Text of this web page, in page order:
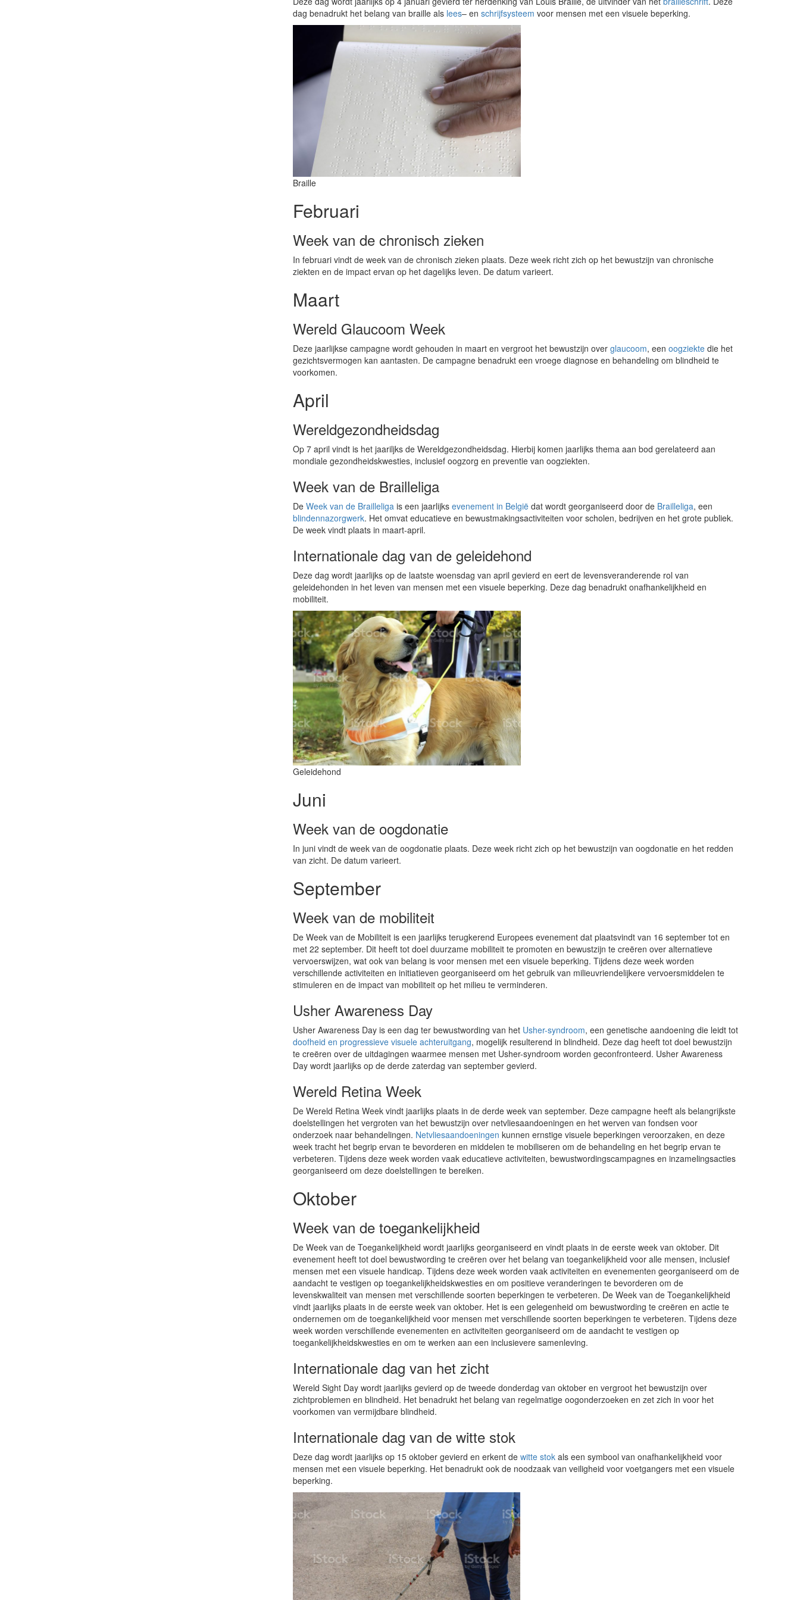
dag benadrukt het belang van braille als lees– en schrijfsysteem voor mensen met een visuele beperking.
Braille
Februari
Week van de chronisch zieken
In februari vindt de week van de chronisch zieken plaats. Deze week richt zich op het bewustzijn van chronische
ziekten en de impact ervan op het dagelijks leven. De datum varieert.
Maart
Wereld Glaucoom Week
Deze jaarlijkse campagne wordt gehouden in maart en vergroot het bewustzijn over glaucoom, een oogziekte die het
gezichtsvermogen kan aantasten. De campagne benadrukt een vroege diagnose en behandeling om blindheid te
voorkomen.
April
Wereldgezondheidsdag
Op 7 april vindt is het jaariljks de Wereldgezondheidsdag. Hierbij komen jaarlijks thema aan bod gerelateerd aan
mondiale gezondheidskwesties, inclusief oogzorg en preventie van oogziekten.
Week van de Brailleliga
De Week van de Brailleliga is een jaarlijks evenement in België dat wordt georganiseerd door de Brailleliga, een
blindennazorgwerk. Het omvat educatieve en bewustmakingsactiviteiten voor scholen, bedrijven en het grote publiek.
De week vindt plaats in maart-april.
Internationale dag van de geleidehond
Deze dag wordt jaarlijks op de laatste woensdag van april gevierd en eert de levensveranderende rol van
geleidehonden in het leven van mensen met een visuele beperking. Deze dag benadrukt onafhankelijkheid en
mobiliteit.
Geleidehond
Juni
Week van de oogdonatie
In juni vindt de week van de oogdonatie plaats. Deze week richt zich op het bewustzijn van oogdonatie en het redden
van zicht. De datum varieert.
September
Week van de mobiliteit
De Week van de Mobiliteit is een jaarlijks terugkerend Europees evenement dat plaatsvindt van 16 september tot en
met 22 september. Dit heeft tot doel duurzame mobiliteit te promoten en bewustzijn te creëren over alternatieve
vervoerswijzen, wat ook van belang is voor mensen met een visuele beperking. Tijdens deze week worden
verschillende activiteiten en initiatieven georganiseerd om het gebruik van milieuvriendelijkere vervoersmiddelen te
stimuleren en de impact van mobiliteit op het milieu te verminderen.
Usher Awareness Day
Usher Awareness Day is een dag ter bewustwording van het Usher-syndroom, een genetische aandoening die leidt tot
doofheid en progressieve visuele achteruitgang, mogelijk resulterend in blindheid. Deze dag heeft tot doel bewustzijn
te creëren over de uitdagingen waarmee mensen met Usher-syndroom worden geconfronteerd. Usher Awareness
Day wordt jaarlijks op de derde zaterdag van september gevierd.
Wereld Retina Week
De Wereld Retina Week vindt jaarlijks plaats in de derde week van september. Deze campagne heeft als belangrijkste
doelstellingen het vergroten van het bewustzijn over netvliesaandoeningen en het werven van fondsen voor
onderzoek naar behandelingen. Netvliesaandoeningen kunnen ernstige visuele beperkingen veroorzaken, en deze
week tracht het begrip ervan te bevorderen en middelen te mobiliseren om de behandeling en het begrip ervan te
verbeteren. Tijdens deze week worden vaak educatieve activiteiten, bewustwordingscampagnes en inzamelingsacties
georganiseerd om deze doelstellingen te bereiken.
Oktober
Week van de toegankelijkheid
De Week van de Toegankelijkheid wordt jaarlijks georganiseerd en vindt plaats in de eerste week van oktober. Dit
evenement heeft tot doel bewustwording te creëren over het belang van toegankelijkheid voor alle mensen, inclusief
mensen met een visuele handicap. Tijdens deze week worden vaak activiteiten en evenementen georganiseerd om de
aandacht te vestigen op toegankelijkheidskwesties en om positieve veranderingen te bevorderen om de
levenskwaliteit van mensen met verschillende soorten beperkingen te verbeteren. De Week van de Toegankelijkheid
vindt jaarlijks plaats in de eerste week van oktober. Het is een gelegenheid om bewustwording te creëren en actie te
ondernemen om de toegankelijkheid voor mensen met verschillende soorten beperkingen te verbeteren. Tijdens deze
week worden verschillende evenementen en activiteiten georganiseerd om de aandacht te vestigen op
toegankelijkheidskwesties en om te werken aan een inclusievere samenleving.
Internationale dag van het zicht
Wereld Sight Day wordt jaarlijks gevierd op de tweede donderdag van oktober en vergroot het bewustzijn over
zichtproblemen en blindheid. Het benadrukt het belang van regelmatige oogonderzoeken en zet zich in voor het
voorkomen van vermijdbare blindheid.
Internationale dag van de witte stok
Deze dag wordt jaarlijks op 15 oktober gevierd en erkent de witte stok als een symbool van onafhankelijkheid voor
mensen met een visuele beperking. Het benadrukt ook de noodzaak van veiligheid voor voetgangers met een visuele
beperking.